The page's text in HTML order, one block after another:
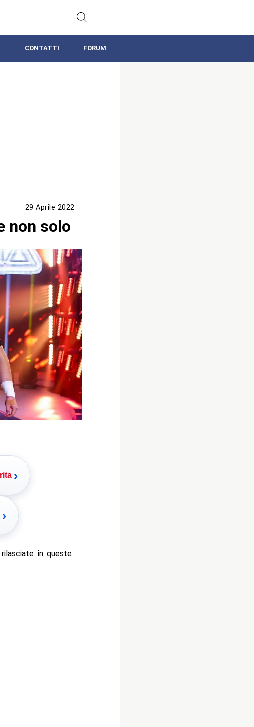
CONTATTI FORUM
29 Aprile 2022
non solo
›
›
in queste